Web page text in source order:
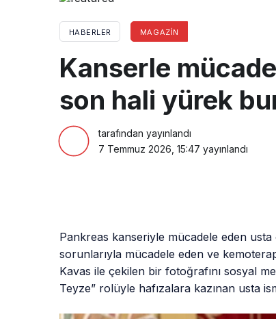
HABERLER MAGAZIN
Kanserle
son hali yürek
tarafından yayınlandı
7 Temmuz 2026, 15:47 yayınlandı
Pankreas kanseriyle mücadele eden
sorunlarıyla mücadele eden ve
Kavas ile çekilen bir fotoğrafını sosyal
Teyze” rolüyle hafızalara kazınan usta